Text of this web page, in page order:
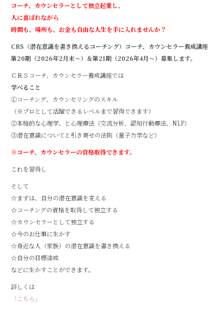
コーチ、カウンセラーとして独立起業し、
人に喜ばれながら
時間も、場所も、お金も自由な人生を手に入れませんか？
CRS（潜在意識を書き換えるコーチング）コーチ、カウンセラー養成講座
第20期（2026年2月末～）＆第21期（2026年4月～）募集します。
ＣＲＳコーチ、カウンセラー養成講座では
学べること
①コーチング、カウンセリングのスキル
（※プロとして活躍できるレベルまで習得できます）
②本格的な心理学、と心理療法（交流分析、認知行動療法、NLP）
③潜在意識についてと引き寄せの法則（量子力学など）
※コーチ、カウンセラーの資格取得できます。
これを習得し
そして
☆まずは、自分の潜在意識を変える
☆コーチングの資格を取得して独立する
☆カウンセラーとして独立する
☆今のお仕事に生かす
☆身近な人（家族）の潜在意識を書き換える
☆自分の目標達成
などに生かすことができます。
詳しくは
「こちら」